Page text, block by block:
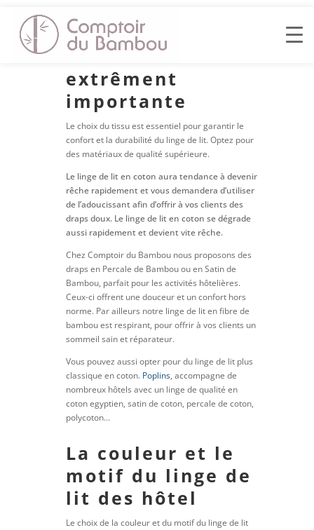
La qualité du
tissu est
extrêment
importante
Le choix du tissu est essentiel pour garantir le
confort et la durabilité du linge de lit. Optez pour
des matériaux de qualité supérieure.
Le linge de lit en coton aura tendance à devenir
rêche rapidement et vous demandera d’utiliser
de l’adoucissant afin d’offrir à vos clients des
draps doux. Le linge de lit en coton se dégrade
aussi rapidement et devient vite rêche.
Chez Comptoir du Bambou nous proposons des
draps en Percale de Bambou ou en Satin de
Bambou, parfait pour les activités hôtelières.
Ceux-ci offrent une douceur et un confort hors
norme. Par ailleurs notre linge de lit en fibre de
bambou est respirant, pour offrir à vos clients un
sommeil sain et réparateur.
Vous pouvez aussi opter pour du linge de lit plus
classique en coton. Poplins, accompagne de
nombreux hôtels avec un linge de qualité en
coton egyptien, satin de coton, percale de coton,
polycoton…
La couleur et le
motif du linge de
lit des hôtel
Le choix de la couleur et du motif du linge de lit